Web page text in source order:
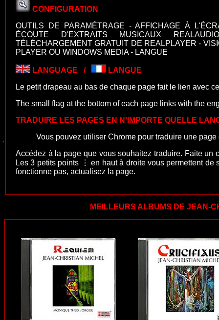
CONFIGURATION
OUTILS DE PARAMÉTRAGE - AFFICHAGE À
ÉCOUTE D'EXTRAITS MUSICAUX
TÉLÉCHARGEMENT GRATUIT DE REALPLAYER -
PLAYER OU WINDOWS MEDIA - LANGUE
LANGUAGE /
LANGUE
Le petit drapeau au bas de chaque page fait le lien avec
The small flag at the bottom of each page links with the
TRADUIRE LES PAGES EN N'IMPORTE QUELLE
Vous pouvez utiliser Chrome pour traduire une
Accédez à la page que vous souhaitez traduire. Faite un
Les 3 petits points
⋮ en haut à droitevous permettent de
fonctionne pas, actualisez la page.
MEILLEURS ALBUMS DE JEAN-